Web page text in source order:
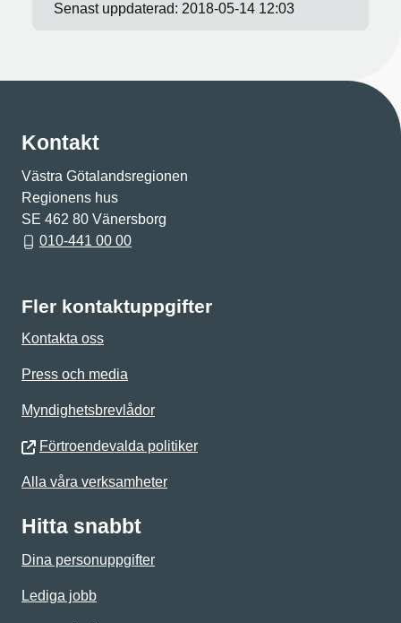
Senast uppdaterad: 2018-05-14 12:03
Kontakt
Västra Götalandsregionen
Regionens hus
SE 462 80 Vänersborg
010-441 00 00
Fler kontaktuppgifter
Kontakta oss
Press och media
Myndighetsbrevlådor
Förtroendevalda politiker
Alla våra verksamheter
Hitta snabbt
Dina personuppgifter
Lediga jobb